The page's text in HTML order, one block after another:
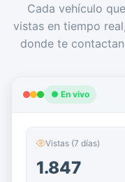
Cada vehículo
vistas en tiempo
donde te
● En vivo
Vistas (7 días)
1.847